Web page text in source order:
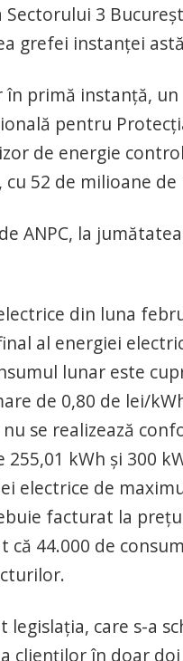
Sectorului 3
grefei instanţei
primă instanță,
pentru
de energie
52 de milioane de
ANPC, la
din luna
al energiei
lunar este
de 0,80 de lei/
se realizează
kWh şi 300
de
facturat la
că 44.000 de
legislația, care s-a
clienților în doar